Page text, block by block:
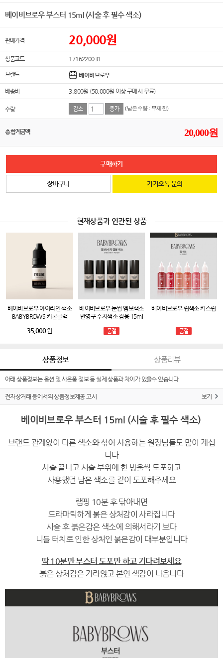
베이비브로우 부스터 15ml (시술 후 필수 색소)
판매가격 20,000원
상품코드 1716220031
브랜드 베이비브로우
배송비 3,800원 (50,000원 이상 구매시 무료)
수량 감소 증가 (남은수량 : 무제한)
총 합계금액 20,000원
구매하기
장바구니 카카오톡 문의
현재상품과 연관된 상품
베이비브로우 아이라인 색소
BABYBROWS 카본블랙
35,000원
베이비브로우 눈썹 엠보색소
반영구 수지색소 겸용 15ml
품절
베이비브로우 립색소 키스립
품절
상품정보 상품리뷰
아래 상품정보는 옵션 및 사은품 정보 등 실제 상품과 차이가 있을수 있습니다
전자상거래 등에서의 상품정보제공 고시 보기
베이비브로우 부스터 15ml (시술 후 필수 색소)
브랜드 관계없이 다른 색소와 섞어 사용하는 원장님들도 많이 계십
니다
시술 끝나고 시술 부위에 한 방울씩 도포하고
사용했던 남은 색소를 같이 도포해주세요
랩핑 10분 후 닦아내면
드라마틱하게 붉은 상처감이 사라집니다
시술 후 붉은감은 색소에 의해서라기 보다
니들 터치로 인한 상처인 붉은감이 대부분입니다
딱 10분만 부스터 도포만 하고 기다려보세요
붉은 상처감은 가라앉고 본연 색감이 나옵니다